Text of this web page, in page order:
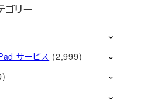
ゴリー
サービス (2,999)